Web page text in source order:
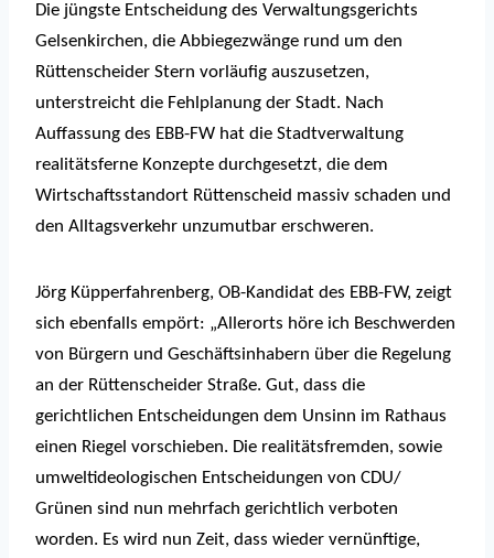
Die jüngste Entscheidung des Verwaltungsgerichts
Gelsenkirchen, die Abbiegezwänge rund um den
Rüttenscheider Stern vorläufig auszusetzen,
unterstreicht die Fehlplanung der Stadt. Nach
Auffassung des EBB-FW hat die Stadtverwaltung
realitätsferne Konzepte durchgesetzt, die dem
Wirtschaftsstandort Rüttenscheid massiv schaden und
den Alltagsverkehr unzumutbar erschweren.
Jörg Küpperfahrenberg, OB-Kandidat des EBB-FW, zeigt
sich ebenfalls empört: „Allerorts höre ich Beschwerden
von Bürgern und Geschäftsinhabern über die Regelung
an der Rüttenscheider Straße. Gut, dass die
gerichtlichen Entscheidungen dem Unsinn im Rathaus
einen Riegel vorschieben. Die realitätsfremden, sowie
umweltideologischen Entscheidungen von CDU/
Grünen sind nun mehrfach gerichtlich verboten
worden. Es wird nun Zeit, dass wieder vernünftige,